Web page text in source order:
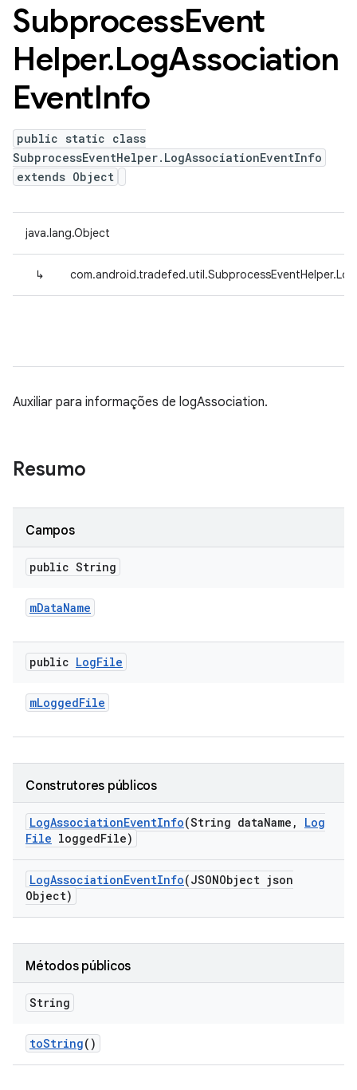
SubprocessEvent
Helper.LogAssociation
EventInfo
public static class
SubprocessEventHelper.LogAssociationEventInfo
extends Object
java.lang.Object
↳
Auxiliar para informações de logAssociation.
Resumo
Campos
public String
mDataName
public LogFile
mLoggedFile
Construtores públicos
LogAssociationEventInfo(String dataName ,
Log
File loggedFile)
LogAssociationEventInfo(JSONObject json
Object)
Métodos públicos
String
toString()